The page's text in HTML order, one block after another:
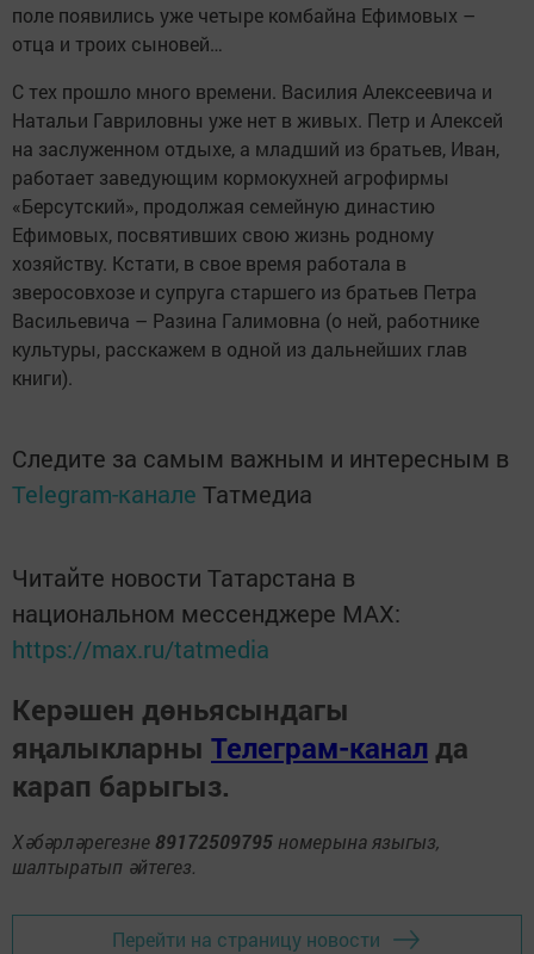
поле появились уже четыре комбайна Ефимовых –
отца и троих сыновей…
С тех прошло много времени. Василия Алексеевича и
Натальи Гавриловны уже нет в живых. Петр и Алексей
на заслуженном отдыхе, а младший из братьев, Иван,
работает заведующим кормокухней агрофирмы
«Берсутский», продолжая семейную династию
Ефимовых, посвятивших свою жизнь родному
хозяйству. Кстати, в свое время работала в
зверосовхозе и супруга старшего из братьев Петра
Васильевича – Разина Галимовна (о ней, работнике
культуры, расскажем в одной из дальнейших глав
книги).
Следите за самым важным и интересным в
Telegram-канале Татмедиа
Читайте новости Татарстана в
национальном мессенджере MАХ:
https://max.ru/tatmedia
Керәшен дөньясындагы
яңалыкларны Телеграм-канал да
карап барыгыз.
Хәбәрләрегезне 89172509795 номерына языгыз,
шалтыратып әйтегез.
Перейти на страницу новости